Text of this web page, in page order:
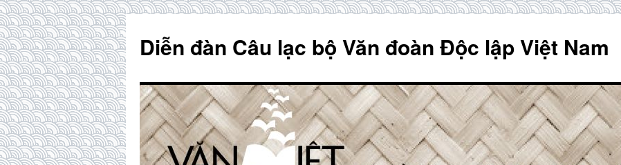
content
Diễn đàn Câu lạc bộ Văn đoàn Độc lập Việt Nam